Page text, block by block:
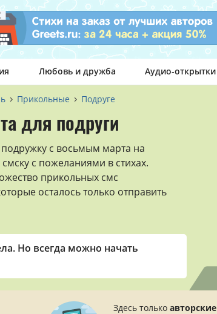
Любовь и дружба Аудио-открытки
Прикольные Подруге
для подруги
с восьмым марта на
с пожеланиями в стихах.
прикольных смс
осталось только отправить
Но всегда можно начать
Здесь только авторские